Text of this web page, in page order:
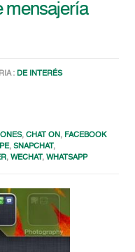
mensajería
:DE INTERÉS
,CHAT ON, FACEBOOK
,SNAPCHAT,
,WECHAT,WHATSAPP